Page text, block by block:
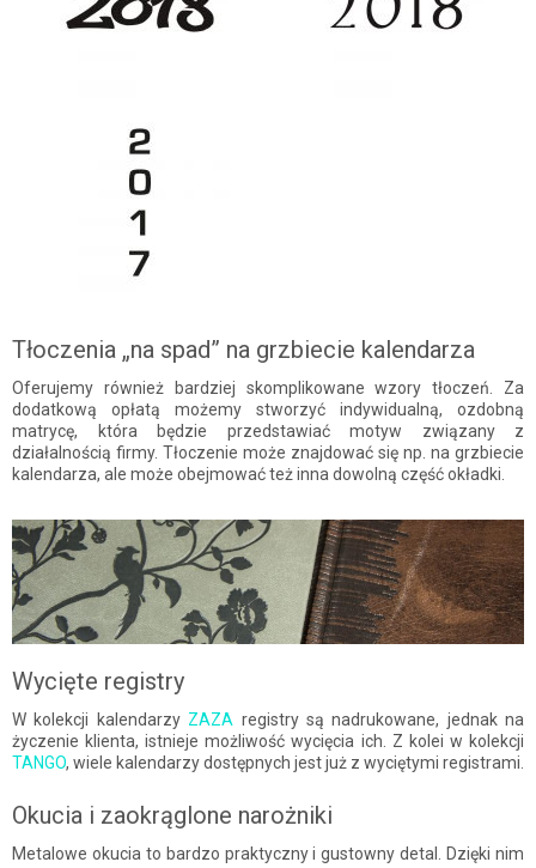
Tłoczenia „na spad” na grzbiecie kalendarza
Oferujemy również bardziej skomplikowane wzory tłoczeń. Za
dodatkową opłatą możemy stworzyć indywidualną, ozdobną
matrycę, która będzie przedstawiać motyw związany z
działalnością firmy. Tłoczenie może znajdować się np. na grzbiecie
kalendarza, ale może obejmować też inna dowolną część okładki.
Wycięte registry
W kolekcji kalendarzy ZAZA registry są nadrukowane, jednak na
życzenie klienta, istnieje możliwość wycięcia ich. Z kolei w kolekcji
TANGO, wiele kalendarzy dostępnych jest już z wyciętymi registrami.
Okucia i zaokrąglone narożniki
Metalowe okucia to bardzo praktyczny i gustowny detal. Dzięki nim